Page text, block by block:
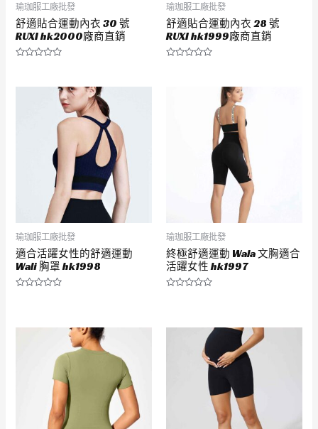
瑜珈服工廠批發
舒適貼合運動內衣 30 號
RUXI hk2000廠商直銷
瑜珈服工廠批發
舒適貼合運動內衣 28 號
RUXI hk1999廠商直銷
瑜珈服工廠批發
適合活躍女性的舒適運動
Wali 胸罩 hk1998
分
瑜珈服工廠批發
終極舒適運動 Wala 文胸適合
活躍女性 hk1997
分